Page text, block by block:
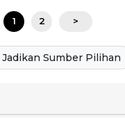
1 2 >
Jadikan Sumber Pilihan